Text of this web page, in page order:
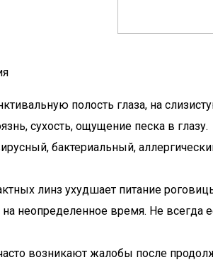
полость глаза, на
сухость, ощущение песка в глазу.
бактериальный,
линз ухудшает питание
неопределенное время. Не
возникают жалобы после